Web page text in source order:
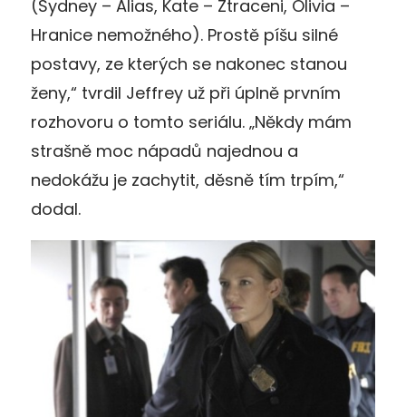
(Sydney – Alias, Kate – Ztraceni, Olivia –
Hranice nemožného). Prostě píšu silné
postavy, ze kterých se nakonec stanou
ženy,“ tvrdil Jeffrey už při úplně prvním
rozhovoru o tomto seriálu. „Někdy mám
strašně moc nápadů najednou a
nedokážu je zachytit, děsně tím trpím,“
dodal.